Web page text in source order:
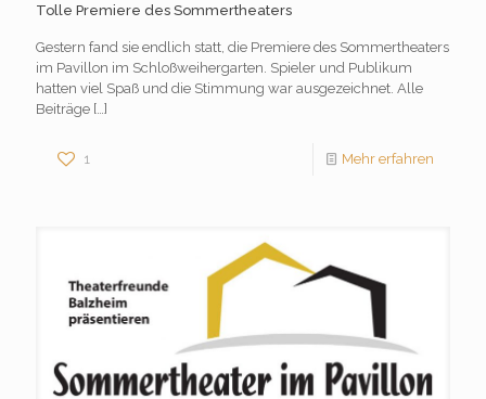
Tolle Premiere des Sommertheaters
Gestern fand sie endlich statt, die Premiere des Sommertheaters
im Pavillon im Schloßweihergarten. Spieler und Publikum
hatten viel Spaß und die Stimmung war ausgezeichnet. Alle
Beiträge […]
1 Mehr erfahren